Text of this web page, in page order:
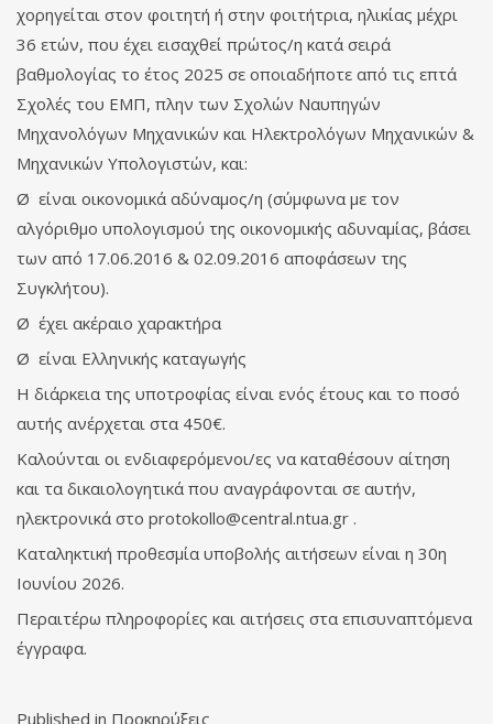
χορηγείται στον φοιτητή ή στην φοιτήτρια, ηλικίας μέχρι
36 ετών, που έχει εισαχθεί πρώτος/η κατά σειρά
βαθμολογίας το έτος 2025 σε οποιαδήποτε από τις επτά
Σχολές του ΕΜΠ, πλην των Σχολών Ναυπηγών
Μηχανολόγων Μηχανικών και Ηλεκτρολόγων Μηχανικών &
Μηχανικών Υπολογιστών, και:
Ø είναι οικονομικά αδύναμος/η (σύμφωνα με τον
αλγόριθμο υπολογισμού της οικονομικής αδυναμίας, βάσει
των από 17.06.2016 & 02.09.2016 αποφάσεων της
Συγκλήτου).
Ø έχει ακέραιο χαρακτήρα
Ø είναι Ελληνικής καταγωγής
Η διάρκεια της υποτροφίας είναι ενός έτους και το ποσό
αυτής ανέρχεται στα 450€.
Καλούνται οι ενδιαφερόμενοι/ες να καταθέσουν αίτηση
και τα δικαιολογητικά που αναγράφονται σε αυτήν,
ηλεκτρονικά στο protokollo@central.ntua.gr .
Καταληκτική προθεσμία υποβολής αιτήσεων είναι η 30η
Ιουνίου 2026.
Περαιτέρω πληροφορίες και αιτήσεις στα επισυναπτόμενα
έγγραφα.
Published in Προκηρύξεις